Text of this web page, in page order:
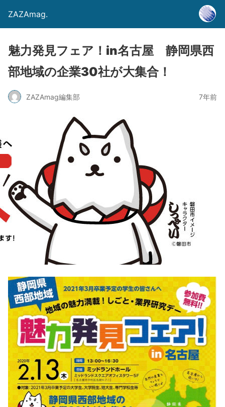
ZAZAmag.
魅力発見フェア！in名古屋 静岡県西
部地域の企業30社が大集合！
ZAZAmag編集部 7年前